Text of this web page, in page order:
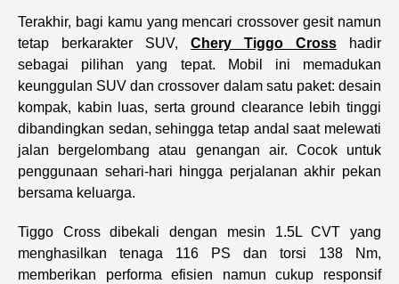
Terakhir, bagi kamu yang mencari crossover gesit namun
tetap berkarakter SUV, Chery Tiggo Cross hadir
sebagai pilihan yang tepat. Mobil ini memadukan
keunggulan SUV dan crossover dalam satu paket: desain
kompak, kabin luas, serta ground clearance lebih tinggi
dibandingkan sedan, sehingga tetap andal saat melewati
jalan bergelombang atau genangan air. Cocok untuk
penggunaan sehari-hari hingga perjalanan akhir pekan
bersama keluarga.
Tiggo Cross dibekali dengan mesin 1.5L CVT yang
menghasilkan tenaga 116 PS dan torsi 138 Nm,
memberikan performa efisien namun cukup responsif